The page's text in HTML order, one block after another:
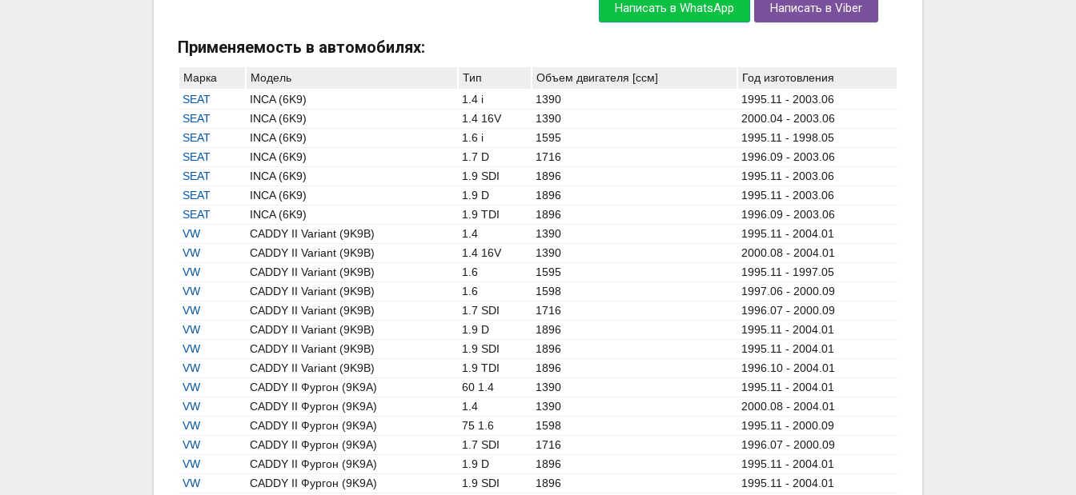
Написать в WhatsApp Написать в Viber
Применяемость в автомобилях:
Марка Модель Тип Объем двигателя [ccм]
Год изготовления
SEAT
INCA (6K9) 1.4 i 1390
1995.11 - 2003.06
SEAT
INCA (6K9) 1.4 16V 1390
2000.04 - 2003.06
SEAT
INCA (6K9) 1.6 i 1595
1995.11 - 1998.05
SEAT
INCA (6K9) 1.7 D 1716
1996.09 - 2003.06
SEAT
INCA (6K9) 1.9 SDI 1896
1995.11 - 2003.06
SEAT
INCA (6K9) 1.9 D 1896
1995.11 - 2003.06
SEAT
INCA (6K9) 1.9 TDI 1896
1996.09 - 2003.06
VW
CADDY II Variant (9K9B) 1.4 1390
1995.11 - 2004.01
VW
CADDY II Variant (9K9B) 1.4 16V 1390
2000.08 - 2004.01
VW
CADDY II Variant (9K9B) 1.6 1595
1995.11 - 1997.05
VW
CADDY II Variant (9K9B) 1.6 1598
1997.06 - 2000.09
VW
CADDY II Variant (9K9B) 1.7 SDI 1716
1996.07 - 2000.09
VW
CADDY II Variant (9K9B) 1.9 D 1896
1995.11 - 2004.01
VW
CADDY II Variant (9K9B) 1.9 SDI 1896
1995.11 - 2004.01
VW
CADDY II Variant (9K9B) 1.9 TDI 1896
1996.10 - 2004.01
VW
CADDY II Фургон (9K9A) 60 1.4 1390
1995.11 - 2004.01
VW
CADDY II Фургон (9K9A) 1.4 1390
2000.08 - 2004.01
VW
CADDY II Фургон (9K9A) 75 1.6 1598
1995.11 - 2000.09
VW
CADDY II Фургон (9K9A) 1.7 SDI 1716
1996.07 - 2000.09
VW
CADDY II Фургон (9K9A) 1.9 D 1896
1995.11 - 2004.01
VW
CADDY II Фургон (9K9A) 1.9 SDI 1896 1995.11 - 2004.01